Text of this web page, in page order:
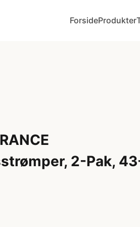
ForsideProdukter
2-Pak,